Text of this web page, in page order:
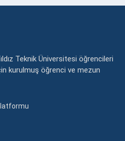
Teknik Üniversitesi öğrencileri
kurulmuş öğrenci ve mezun